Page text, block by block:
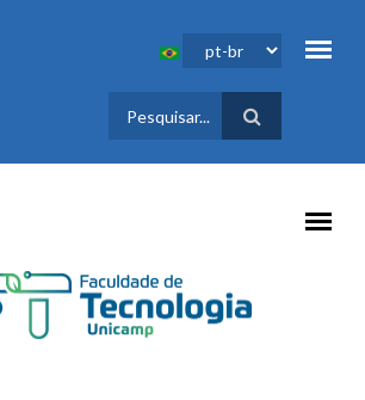
FORMULÁRIO
DE BUSCA